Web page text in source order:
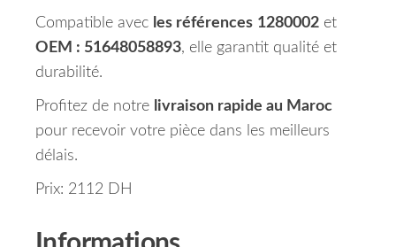
Compatible avec les références 1280002 et
OEM : 51648058893, elle garantit qualité et
durabilité.
Profitez de notre livraison rapide au Maroc
pour recevoir votre pièce dans les meilleurs
délais.
Prix: 2112 DH